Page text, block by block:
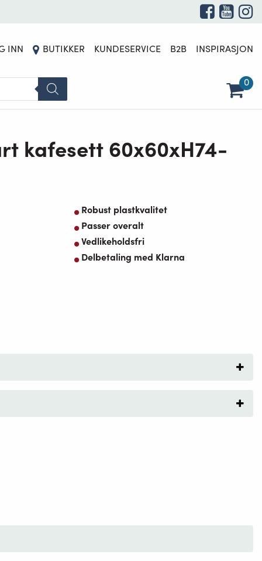
INN BUTIKKER KUNDESERVICE B2B INSPIRASJON
0
kafesett 60x60xH74-
Robust plastkvalitet
Passer overalt
Vedlikeholdsfri
Delbetaling med Klarna
UTSOLGT